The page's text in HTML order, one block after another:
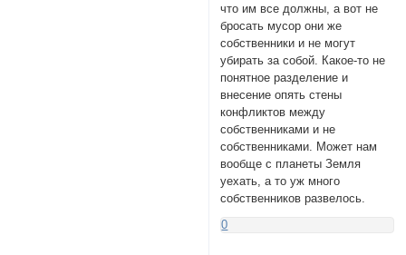
что им все должны, а вот не
бросать мусор они же
собственники и не могут
убирать за собой. Какое-то не
понятное разделение и
внесение опять стены
конфликтов между
собственниками и не
собственниками. Может нам
вообще с планеты Земля
уехать, а то уж много
собственников развелось.
0